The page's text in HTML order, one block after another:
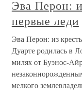
Эва Перон:
первые леди
Эва Перон: из
Дуарте родилась в
милях от Буэнос-
мелкого